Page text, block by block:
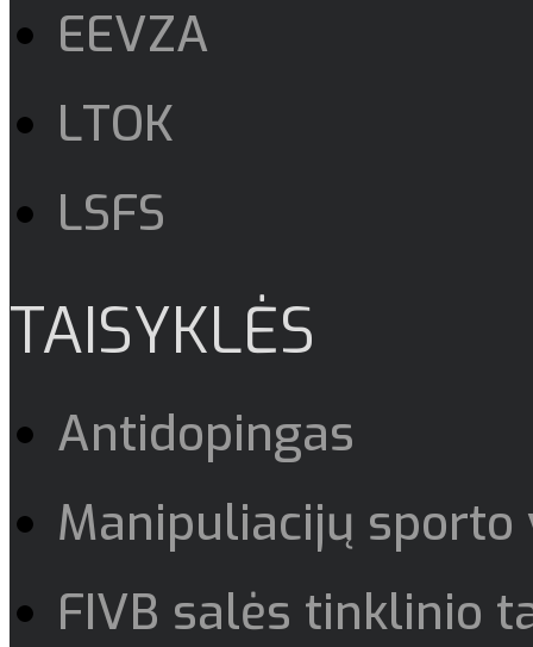
EEVZA
LTOK
LSFS
TAISYKLĖS
Antidopingas
Manipuliacijų
FIVB salės tinklinio